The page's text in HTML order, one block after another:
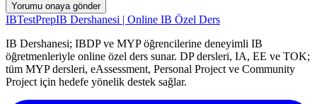
Yorumu onaya gönder
IBTestPrepIB Dershanesi | Online IB Özel Ders
IB Dershanesi; IBDP ve MYP öğrencilerine deneyimli IB
öğretmenleriyle online özel ders sunar. DP dersleri, IA, EE ve TOK;
tüm MYP dersleri, eAssessment, Personal Project ve Community
Project için hedefe yönelik destek sağlar.